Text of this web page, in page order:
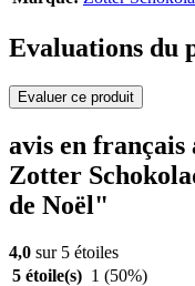
Evaluations du
Evaluer ce produit
avis en
Zotter
de Noël"
4,0 sur 5 étoiles
5 étoile(s) 1 (50%)